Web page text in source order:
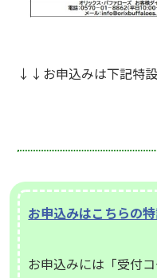
↓↓お申込みは下記特
お申込みはこちらの
お申込みには「受付